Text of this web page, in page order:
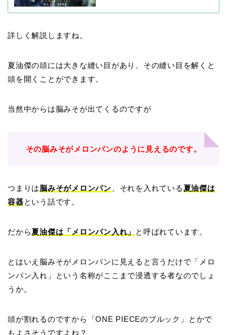
詳しく解説しますね。
夏油傑の頭には大きな縫い目があり、その縫い目を解くと
頭を開くことができます。
当然中からは脳みそが出てくるのですが
その脳みそがメロンパンのように見えるのです。
つまりは脳みそがメロンパン 、それを入れている夏油傑は
容器という話です。
だから夏油傑は「メロンパン入れ」 と呼ばれています。
とはいえ脳みそがメロンパンに見えると言うだけで「メロ
ンパン入れ」という名称がここまで浸透する者なのでしょ
うか。
頭が割れるのですから「ONE PIECEのブルック」とかで
もよさそうですよね？